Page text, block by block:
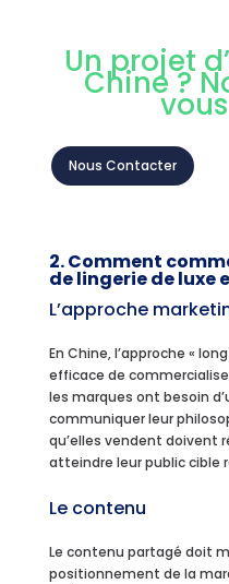
Un projet
Chine ?
Nous Contacter
2. Comment
de lingerie de luxe
L’approche
En Chine, l’approche «
efficace de
les marques ont besoin
communiquer leur
qu’elles vendent doivent
atteindre leur public
Le contenu
Le contenu partagé doit
positionnement de la